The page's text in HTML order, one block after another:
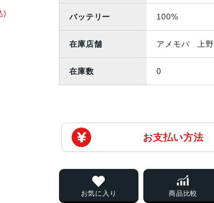
) バッテリー 100%
在庫店舗 アメモバ 上
在庫数 0
お支払い方法
お気に入り 商品比較